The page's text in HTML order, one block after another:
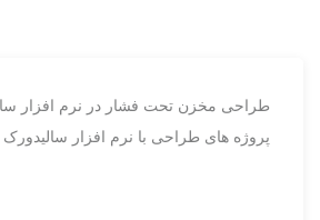
طراحی مخزن تحت فشار در نرم افزار
پروژه های طراحی با نرم افزار سالیدورک